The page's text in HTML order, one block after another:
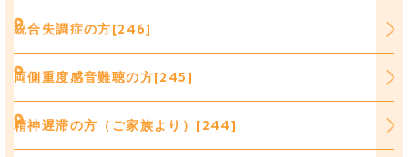
統合失調症の方[246]
両側重度感音難聴の方[245]
精神遅滞の方（ご家族より）[244]